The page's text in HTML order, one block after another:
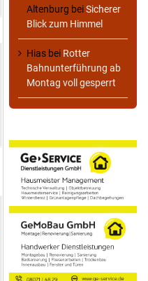
Altenburg beiSicherer
Blick zum Himmel
Hias bei Rotter
Bahnunterführung ab
Montag voll gesperrt